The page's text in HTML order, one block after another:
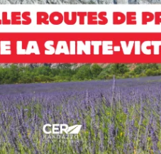
: Le tour de la Sainte-Victoire
des plus belles routes de
notre région regorge de
à travers des […]